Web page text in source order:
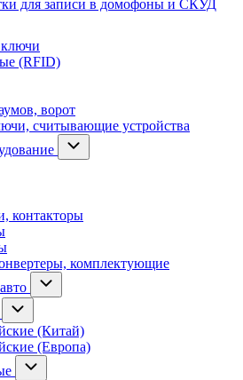
для записи в домофоны и СКУД
(RFID)
ворот
считывающие устройства
контакторы
комплектующие
(Китай)
(Европа)